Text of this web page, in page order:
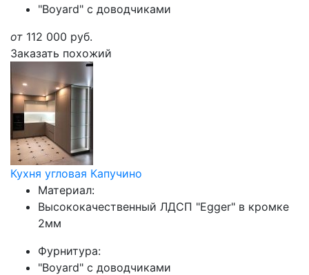
"Boyard" с доводчиками
от 112 000 руб.
Заказать похожий
Кухня угловая Капучино
Материал:
Высококачественный ЛДСП "Egger" в кромке
2мм
Фурнитура:
"Boyard" с доводчиками